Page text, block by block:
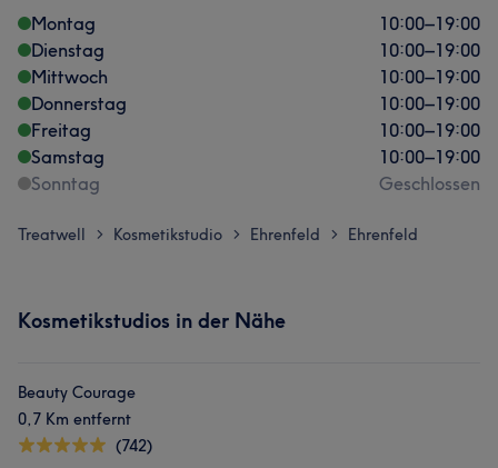
Montag
10:00–19:00
Dienstag
10:00–19:00
Mittwoch
10:00–19:00
Donnerstag
10:00–19:00
Freitag
10:00–19:00
Samstag
10:00–19:00
Sonntag
Geschlossen
Treatwell > Kosmetikstudio > Ehrenfeld > Ehrenfeld
Kosmetikstudios in der Nähe
Beauty Courage
0,7 Km entfernt
(742)